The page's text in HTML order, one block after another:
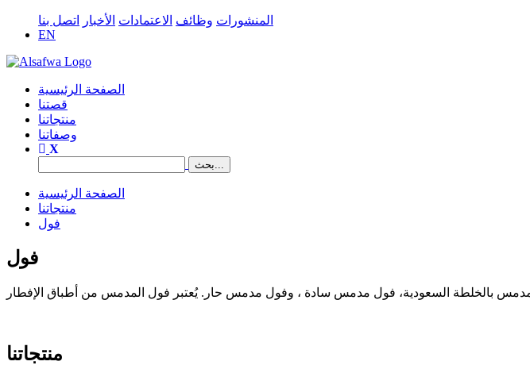
المنشورات وظائف الاعتمادات الأخبار
اتصل بنا
EN
الصفحة الرئيسية
قصتنا
منتجاتنا
وصفاتنا
الصفحة الرئيسية
منتجاتنا
فول
فول
منتجاتنا